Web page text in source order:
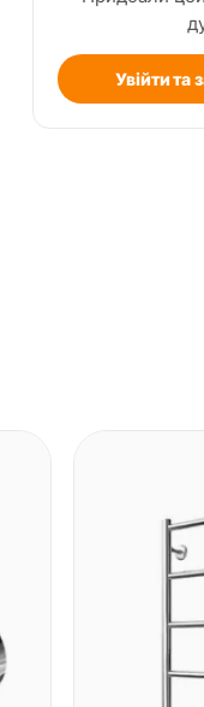
Увійти та